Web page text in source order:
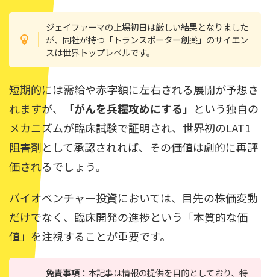
ジェイファーマの上場初日は厳しい結果となりました
が、同社が持つ「トランスポーター創薬」のサイエン
スは世界トップレベルです。
短期的には需給や赤字額に左右される展開が予想さ
れますが、
「がんを兵糧攻めにする」 という独自の
メカニズムが臨床試験で証明され、世界初のLAT1
阻害剤として承認されれば、その価値は劇的に再評
価されるでしょう。
バイオベンチャー投資においては、目先の株価変動
だけでなく、臨床開発の進捗という「本質的な価
値」を注視することが重要です。
免責事項 ：本記事は情報の提供を目的としており、特